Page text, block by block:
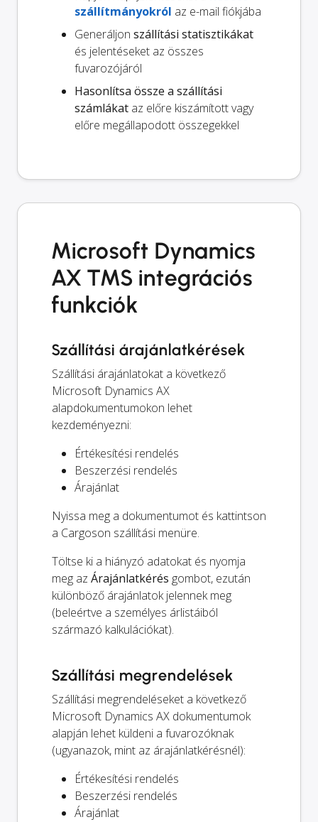
szállítmányokról az e-mail fiókjába
Generáljon szállítási statisztikákat
és jelentéseket az összes
fuvarozójáról
Hasonlítsa össze a szállítási
számlákat az előre kiszámított vagy
előre megállapodott összegekkel
Microsoft Dynamics
AX TMS integrációs
funkciók
Szállítási árajánlatkérések
Szállítási árajánlatokat a következő
Microsoft Dynamics AX
alapdokumentumokon lehet
kezdeményezni:
Értékesítési rendelés
Beszerzési rendelés
Árajánlat
Nyissa meg a dokumentumot és kattintson
a Cargoson szállítási menüre.
Töltse ki a hiányzó adatokat és nyomja
meg az Árajánlatkérés gombot, ezután
különböző árajánlatok jelennek meg
(beleértve a személyes árlistáiból
származó kalkulációkat).
Szállítási megrendelések
Szállítási megrendeléseket a következő
Microsoft Dynamics AX dokumentumok
alapján lehet küldeni a fuvarozóknak
(ugyanazok, mint az árajánlatkérésnél):
Értékesítési rendelés
Beszerzési rendelés
Árajánlat